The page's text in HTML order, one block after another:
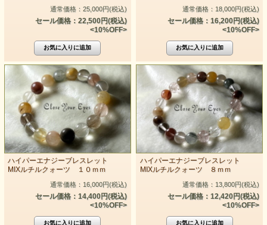
通常価格：25,000円(税込)
セール価格：22,500円(税込)
<10%OFF>
通常価格：18,000円(税込)
セール価格：16,200円(税込)
<10%OFF>
ハイパーエナジーブレスレット
MIXルチルクォーツ １０ｍｍ
通常価格：16,000円(税込)
セール価格：14,400円(税込)
<10%OFF>
ハイパーエナジーブレスレット
MIXルチルクォーツ ８ｍｍ
通常価格：13,800円(税込)
セール価格：12,420円(税込)
<10%OFF>